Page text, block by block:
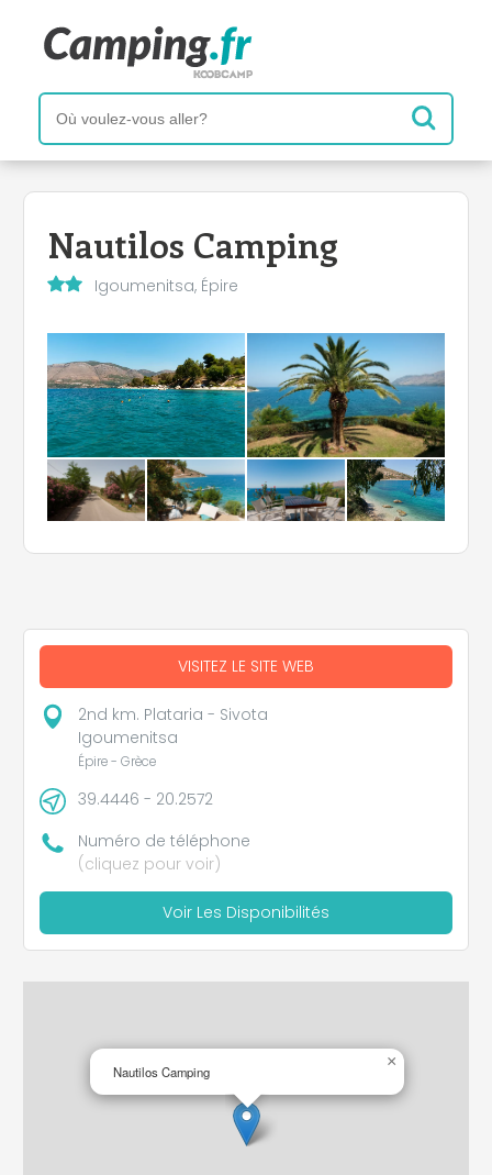
Nautilos Camping
Igoumenitsa, Épire
VISITEZ LE SITE WEB
2nd km. Plataria - Sivota
Igoumenitsa
Épire - Grèce
39.4446 - 20.2572
Numéro de téléphone
(cliquez pour voir)
Voir Les Disponibilités
Nautilos Camping
×